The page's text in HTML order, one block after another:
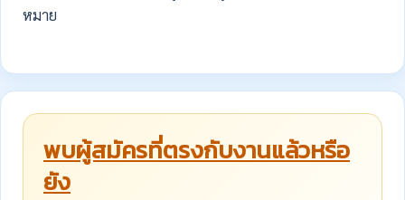
หมาย
พบผู้สมัครที่ตรงกับงานแล้วหรือ
ยัง